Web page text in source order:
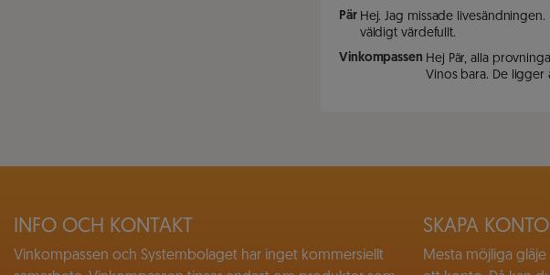
Pär Hej. Jag missade
väldigt värdefullt.
Vinkompassen Hej Pär, alla
Vinos bara. De ligger
INFO OCH KONTAKT
Vinkompassen och Systembolaget har inget kommersiellt
SKAPA
Mesta möjliga